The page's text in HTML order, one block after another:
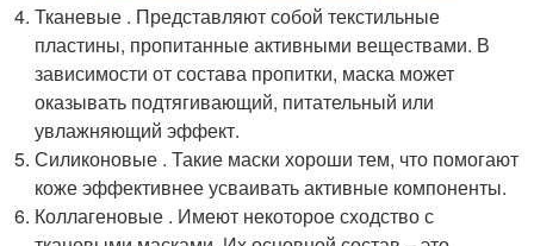
Тканевые . Представляют собой текстильные
пластины, пропитанные активными веществами. В
зависимости от состава пропитки, маска может
оказывать подтягивающий, питательный или
увлажняющий эффект.
Силиконовые . Такие маски хороши тем, что помогают
коже эффективнее усваивать активные компоненты.
Коллагеновые . Имеют некоторое сходство с